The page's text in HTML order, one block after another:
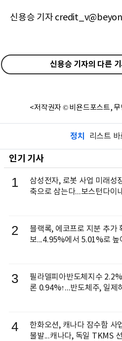
신용승 기자
신용승 기자의 다른 기
<저작권자 © 비욘드포스트,
정치 리스트 바
인기 기사
1
삼성전자, 로봇 사업 미래성
축으로 삼는다...보스턴다이
2
블랙록, 에코프로 지분 추가
보...4.95%에서 5.01%로 높
3
필라델피아반도체지수
론 0.94%↑...반도체주, 일제
4
한화오션, 캐나다 잠수함 사
불발...캐나다, 독일 TKMS